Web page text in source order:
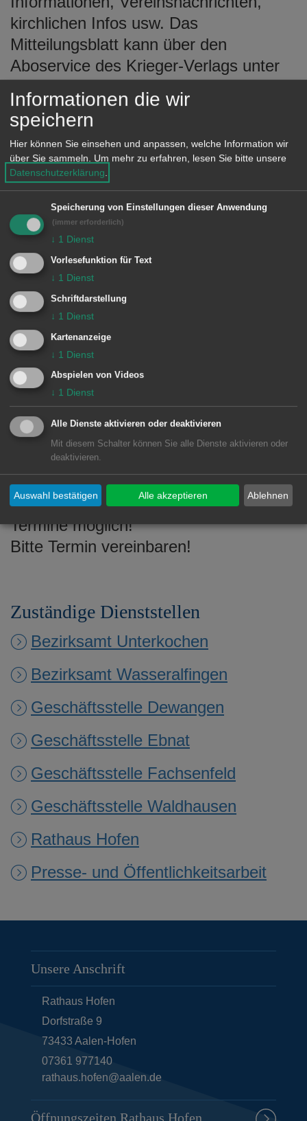
kirchlichen Infos usw. Das
Mitteilungsblatt kann über den
Aboservice des Krieger-Verlags unter
bestellt werden.
Unsere Anschrift
Rathaus Hofen
Dorfstraße 9
73433 Aalen-Hofen
Lage im GIS-Geodatenportal anzeigen
Öffnungszeiten
Montag, 8.30 bis 11.45 Uhr
Dienstag, 8.30 bis 11.45 Uhr
Mittwoch, 8.30 bis 11.45 Uhr
Donnerstag, 15 bis 18 Uhr
Freitag, 8.30 bis 12 Uhr
Auch außerhalb der Sprechzeiten
Termine möglich!
Bitte Termin vereinbaren!
Zuständige Dienststellen
Bezirksamt Unterkochen
Bezirksamt Wasseralfingen
Geschäftsstelle Dewangen
Geschäftsstelle Ebnat
Geschäftsstelle Fachsenfeld
Geschäftsstelle Waldhausen
Rathaus Hofen
Presse- und Öffentlichkeitsarbeit
Unsere Anschrift
Rathaus Hofen
Dorfstraße 9
73433 Aalen-Hofen
07361 977140
rathaus.hofen@aalen.de
Öffnungszeiten Rathaus Hofen
Informationen die wir
speichern
Hier können Sie einsehen und anpassen, welche Information wir
über Sie sammeln. Um mehr zu erfahren, lesen Sie bitte unsere
Datenschutzerklärung.
Speicherung von Einstellungen dieser Anwendung
(immer erforderlich)
↓ 1 Dienst
Vorlesefunktion für Text
↓ 1 Dienst
Schriftdarstellung
↓ 1 Dienst
Kartenanzeige
↓ 1 Dienst
Abspielen von Videos
↓ 1 Dienst
Alle Dienste aktivieren oder deaktivieren
Mit diesem Schalter können Sie alle Dienste aktivieren oder
deaktivieren.
Ablehnen
Auswahl bestätigen Alle akzeptieren